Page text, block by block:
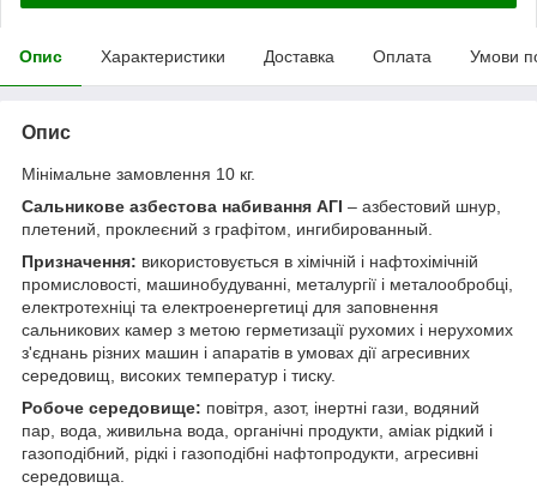
Опис Характеристики Доставка Оплата Умови
Опис
Мінімальне замовлення 10 кг.
Сальникове азбестова набивання АГІ – азбестовий шнур,
плетений, проклеєний з графітом, ингибированный.
Призначення: використовується в хімічній і нафтохімічній
промисловості, машинобудуванні, металургії і металообробці,
електротехніці та електроенергетиці для заповнення
сальникових камер з метою герметизації рухомих і нерухомих
з'єднань різних машин і апаратів в умовах дії агресивних
середовищ, високих температур і тиску.
Робоче середовище: повітря, азот, інертні гази, водяний
пар, вода, живильна вода, органічні продукти, аміак рідкий і
газоподібний, рідкі і газоподібні нафтопродукти, агресивні
середовища.